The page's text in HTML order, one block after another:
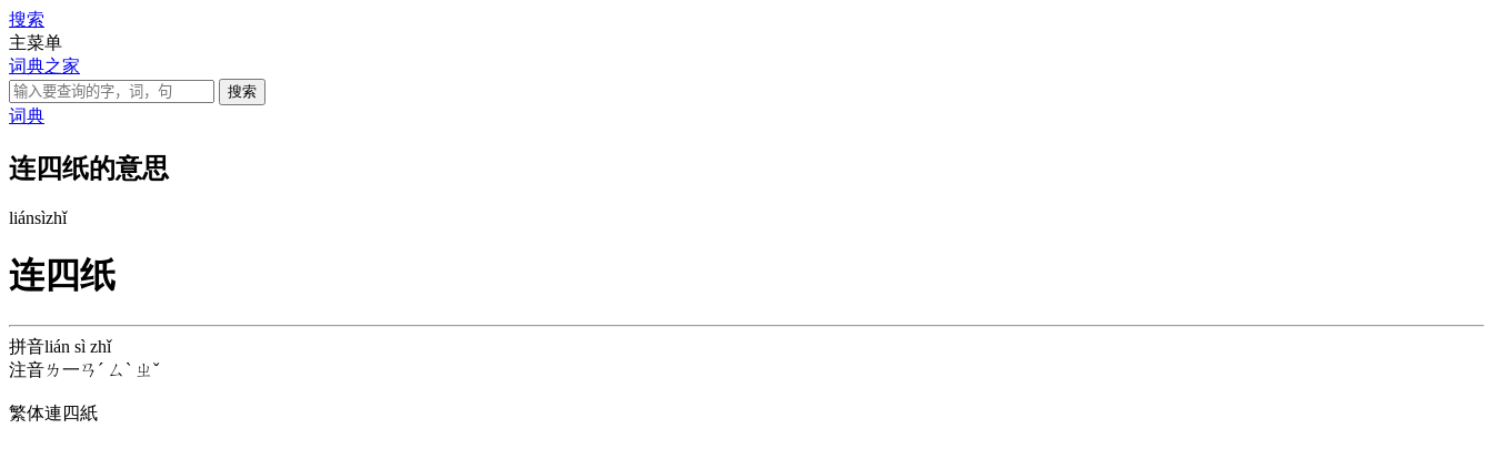
搜索
主菜单
词典之家
词典
连四纸的意思
liánsìzhǐ
连四纸
拼音lián sì zhǐ
注音ㄌ一ㄢˊ ㄙˋ ㄓˇ
繁体連四紙